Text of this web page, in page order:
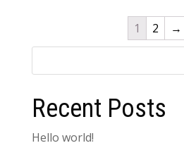
1 2 →
Recent Posts
Hello world!